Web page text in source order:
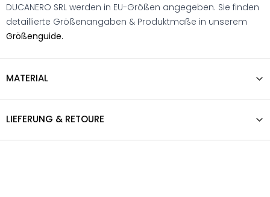
DUCANERO SRL werden in EU-Größen angegeben. Sie finden
detaillierte Größenangaben & Produktmaße in unserem
Größenguide.
MATERIAL
LIEFERUNG & RETOURE